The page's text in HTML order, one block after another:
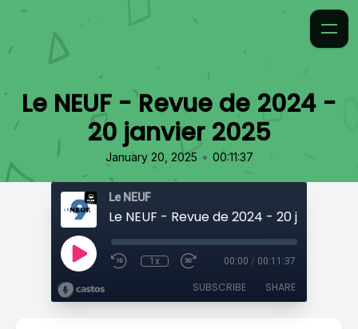
Le NEUF - Revue de 2024 -
20 janvier 2025
January 20, 2025 • 00:11:37
Le NEUF
Le NEUF - Revue de 2024 - 20 janvier
1x 00:00 / 00:11:37
SUBSCRIBE SHARE